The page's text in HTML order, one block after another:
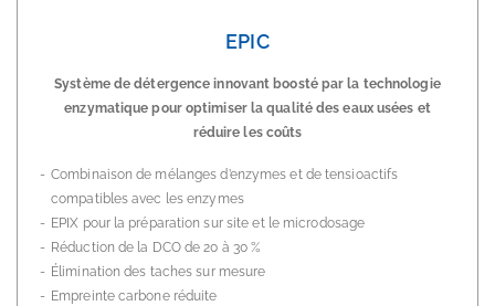
EPIC
Système de détergence innovant boosté par la technologie
enzymatique pour optimiser la qualité des eaux usées et
réduire les coûts
Combinaison de mélanges d’enzymes et de tensioactifs
compatibles avec les enzymes
EPIX pour la préparation sur site et le microdosage
Réduction de la DCO de 20 à 30 %
Élimination des taches sur mesure
Empreinte carbone réduite